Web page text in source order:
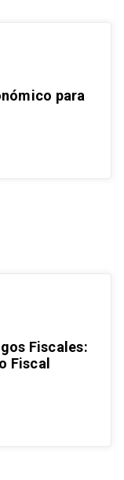
para
Fiscales:
Fiscal